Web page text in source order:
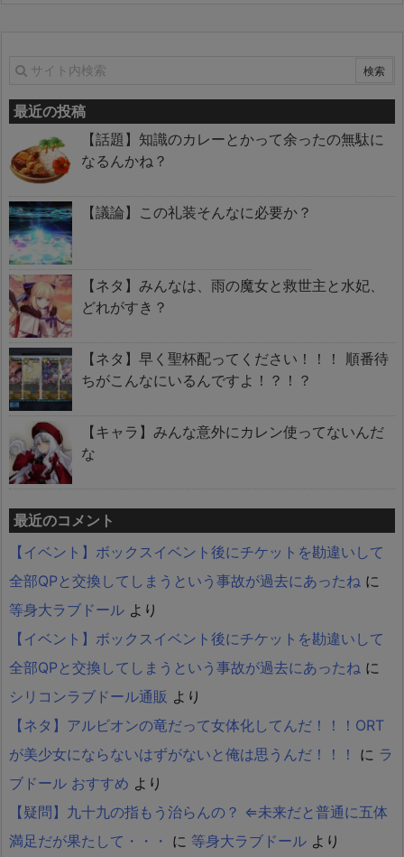
最近の投稿
【話題】知識のカレーとかって余ったの無駄に
なるんかね？
【議論】この礼装そんなに必要か？
【ネタ】みんなは、雨の魔女と救世主と水妃、
どれがすき？
【ネタ】早く聖杯配ってください！！！ 順番待
ちがこんなにいるんですよ！？！？
【キャラ】みんな意外にカレン使ってないんだ
な
最近のコメント
【イベント】ボックスイベント後にチケットを勘違いして
全部QPと交換してしまうという事故が過去にあったね に
等身大ラブドール より
【イベント】ボックスイベント後にチケットを勘違いして
全部QPと交換してしまうという事故が過去にあったね に
シリコンラブドール通販 より
【ネタ】アルビオンの竜だって女体化してんだ！！！ORT
が美少女にならないはずがないと俺は思うんだ！！！
に ラ
ブドール おすすめ より
【疑問】九十九の指もう治らんの？ ⇐未来だと普通に五体
満足だが果たして・・・ に 等身大ラブドール より